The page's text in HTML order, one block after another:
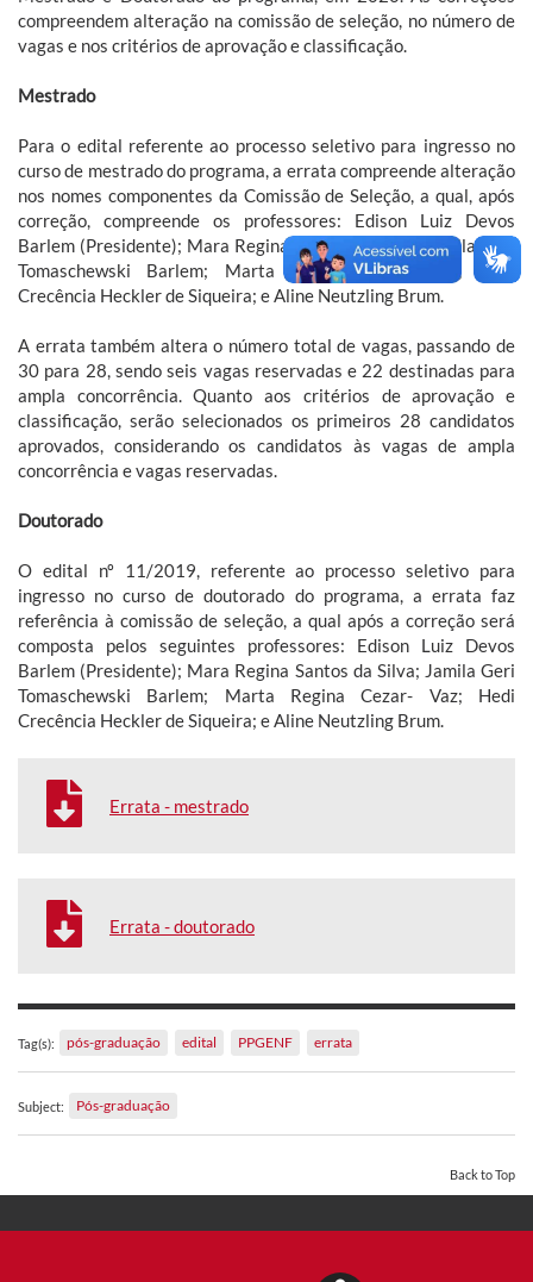
compreendem alteração na comissão de seleção, no número de
vagas e nos critérios de aprovação e classificação.
Mestrado
Para o edital referente ao processo seletivo para ingresso no
curso de mestrado do programa, a errata compreende alteração
nos nomes componentes da Comissão de Seleção, a qual, após
correção, compreende os professores: Edison Luiz Devos
Barlem (Presidente); Mara Regina Santos da Silva; Jamila Geri
Tomaschewski Barlem; Marta Regina Cezar- Vaz; Hedi
Crecência Heckler de Siqueira; e Aline Neutzling Brum.
A errata também altera o número total de vagas, passando de
30 para 28, sendo seis vagas reservadas e 22 destinadas para
ampla concorrência. Quanto aos critérios de aprovação e
classificação, serão selecionados os primeiros 28 candidatos
aprovados, considerando os candidatos às vagas de ampla
concorrência e vagas reservadas.
Doutorado
O edital nº 11/2019, referente ao processo seletivo para
ingresso no curso de doutorado do programa, a errata faz
referência à comissão de seleção, a qual após a correção será
composta pelos seguintes professores: Edison Luiz Devos
Barlem (Presidente); Mara Regina Santos da Silva; Jamila Geri
Tomaschewski Barlem; Marta Regina Cezar- Vaz; Hedi
Crecência Heckler de Siqueira; e Aline Neutzling Brum.
Errata - mestrado
Errata - doutorado
Tag(s): pós-graduação edital PPGENF errata
Subject: Pós-graduação
Back to Top